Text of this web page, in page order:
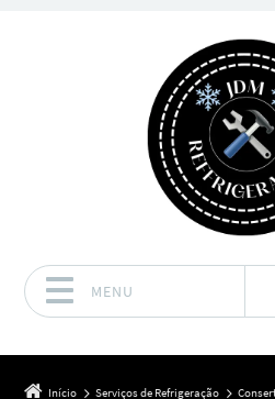
MENU
Início Serviços de Refrigeração